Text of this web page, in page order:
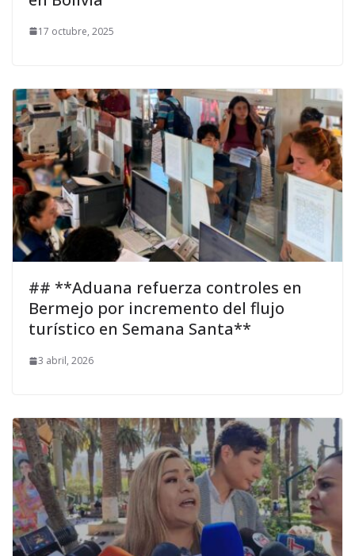
17 octubre, 2025
## **Aduana refuerza controles en
Bermejo por incremento del flujo
turístico en Semana Santa**
3 abril, 2026